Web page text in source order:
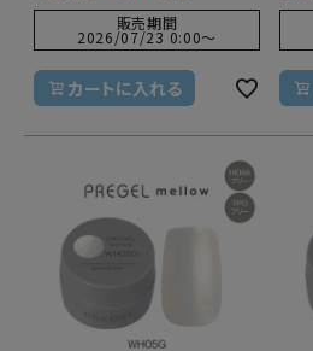
販売期間
2026/07/23 0:00〜
カートに入れる